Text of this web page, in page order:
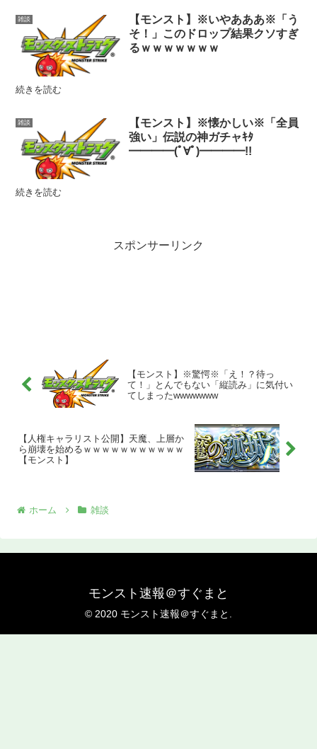
雑談
【モンスト】※いやあああ※「う
そ！」このドロップ結果クソすぎ
るｗｗｗｗｗｗｗ
続きを読む
雑談
【モンスト】※懐かしい※「全員
強い」伝説の神ガチャｷﾀ
━━━━(ﾟ∀ﾟ)━━━━!!
続きを読む
スポンサーリンク
【モンスト】※驚愕※「え！？待っ
て！」とんでもない「縦読み」に気付い
てしまったwwwwwww
【人権キャラリスト公開】天魔、上層か
ら崩壊を始めるｗｗｗｗｗｗｗｗｗｗｗ
【モンスト】
ホーム 雑談
モンスト速報＠すぐまと
© 2020 モンスト速報＠すぐまと.